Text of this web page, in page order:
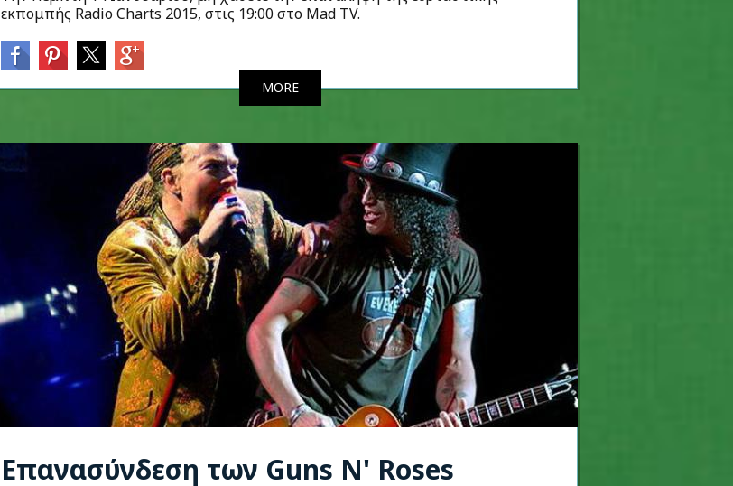
εκπομπής Radio Charts 2015, στις 19:00 στο Mad TV.
MORE
Επανασύνδεση των Guns N' Roses